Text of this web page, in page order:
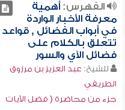
الفهرس:أهمية
معرفة الأخبار الواردة
في أبواب الفضائل , قواعد
تتعلق بالكلام على
فضائل الآي والسور
للشيخ: عبد العزيز بن مرزوق
الطريفي
جزء من محاضرة ( فضل الآيات